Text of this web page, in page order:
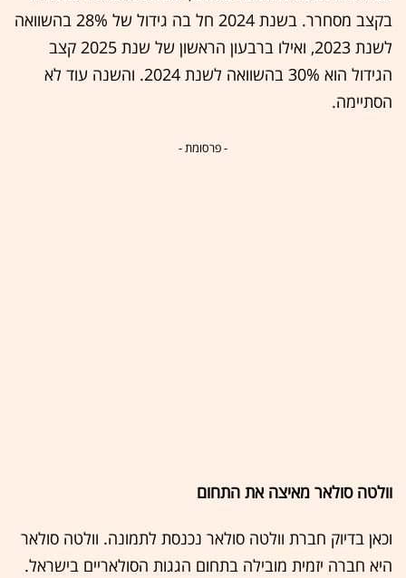
בקצב מסחרר. בשנת 2024 חל בה גידול של 28% בהשוואה
לשנת 2023, ואילו ברבעון הראשון של שנת 2025 קצב
הגידול הוא 30% בהשוואה לשנת 2024. והשנה עוד לא
הסתיימה.
- פרסומת -
וולטה סולאר מאיצה את התחום
וכאן בדיוק חברת וולטה סולאר נכנסת לתמונה. וולטה סולאר
היא חברה יזמית מובילה בתחום הגגות הסולאריים בישראל.